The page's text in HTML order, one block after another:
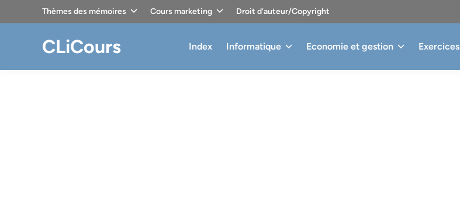
Thèmes des mémoires Cours marketing Droit d’auteur/Copyright
CLiCours Index Informatique Economie et gestion Exercices